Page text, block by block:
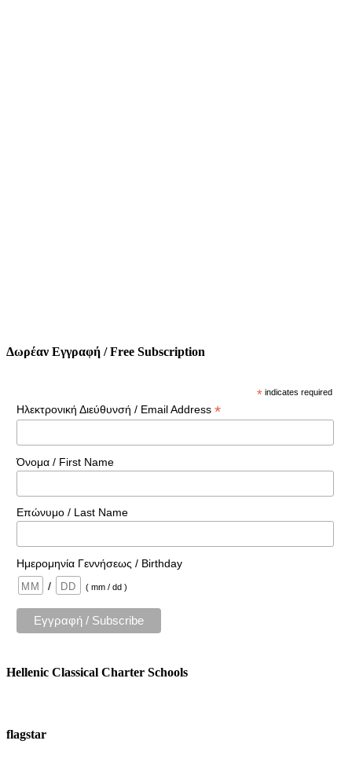
Δωρέαν Εγγραφή / Free Subscription
* indicates required
Ηλεκτρονική Διεύθυνσή / Email Address *
Όνομα / First Name
Επώνυμο / Last Name
Ημερομηνία Γεννήσεως / Birthday
/
( mm / dd )
Hellenic Classical Charter Schools
flagstar